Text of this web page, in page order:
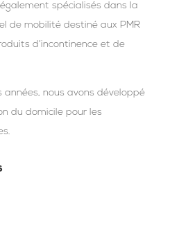
également spécialisés dans la
de mobilité destiné aux PMR
d’incontinence et de
années, nous avons développé
du domicile pour les